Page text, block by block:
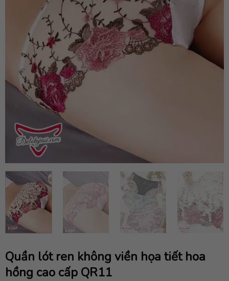
Quần lót ren không viền họa tiết hoa
hồng cao cấp QR11